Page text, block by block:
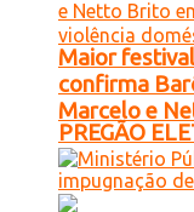
PREGÃO
Maior
confirma
Marcelo e